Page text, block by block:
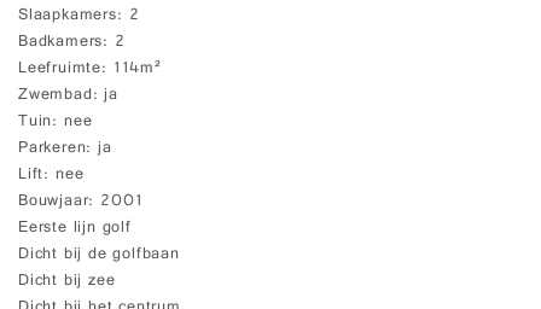
Slaapkamers 2
Badkamers 2
Leefruimte 114m²
Zwembad ja
Tuin nee
Parkeren ja
Lift nee
Bouwjaar 2001
Eerste lijn golf
Dicht bij de golfbaan
Dicht bij zee